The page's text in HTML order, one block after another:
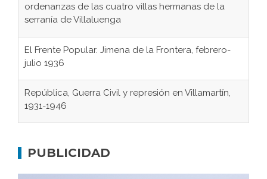
ordenanzas de las cuatro villas hermanas de la
serranía de Villaluenga
El Frente Popular. Jimena de la Frontera, febrero-
julio 1936
República, Guerra Civil y represión en Villamartín,
1931-1946
concentración nazis
PUBLICIDAD